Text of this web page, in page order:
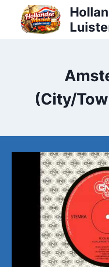
Doorgaan
inhoud
(City/